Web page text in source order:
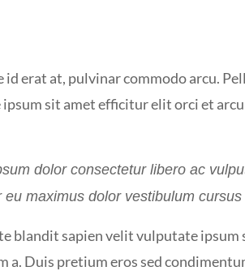
erat at, pulvinar commodo arcu.
sit amet efficitur elit orci et
dolor consectetur libero ac
maximus dolor vestibulum
blandit sapien velit vulputate
Duis pretium eros sed